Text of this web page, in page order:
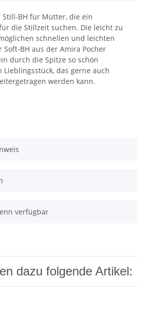
BH für Mütter, die ein
die Stillzeit suchen. Die leicht zu
schnellen und leichten
Soft-BH aus der Amira Pocher
durch die Spitze so schön
Lieblingsstück, das gerne auch
werden kann.
verfügbar
dazu folgende Artikel: